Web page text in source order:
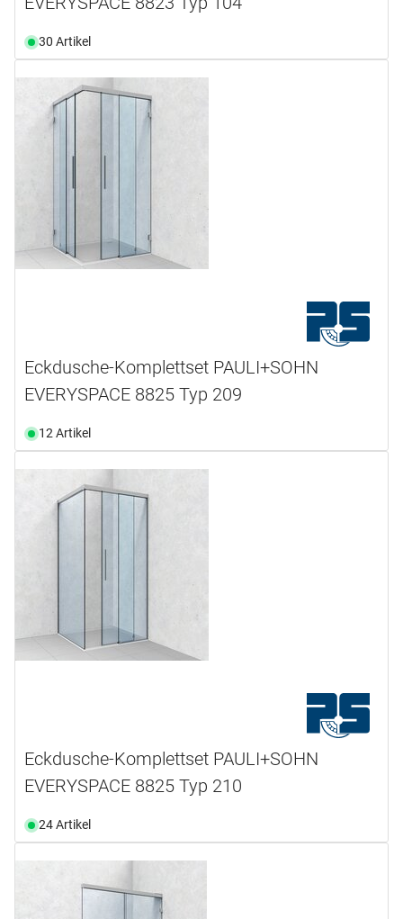
30 Artikel
Eckdusche-Komplettset PAULI+SOHN
EVERYSPACE 8825 Typ 209
12 Artikel
Eckdusche-Komplettset PAULI+SOHN
EVERYSPACE 8825 Typ 210
24 Artikel